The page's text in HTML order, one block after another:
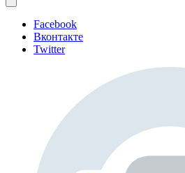
Facebook
Вконтакте
Twitter